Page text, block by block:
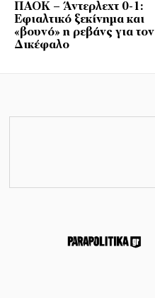
ΠΑΟΚ – Άντερλεχτ 0-1:
Εφιαλτικό ξεκίνημα και
«βουνό» η ρεβάνς για τον
Δικέφαλο